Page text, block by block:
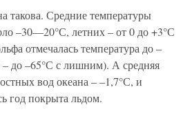
такова. Средние температуры
–30––20°С, летних – от 0 до +3°С
отмечалась температура до –
до –65°С с лишним). А средняя
вод океана – –1,7°С, и
год покрыта льдом.